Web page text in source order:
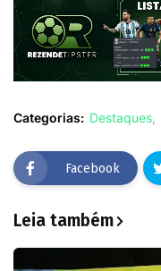
Categorias: Destaques
Facebook
Leia também